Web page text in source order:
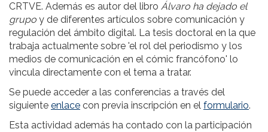
CRTVE. Además es autor del libro Álvaro ha dejado el
grupo y de diferentes artículos sobre comunicación y
regulación del ámbito digital. La tesis doctoral en la que
trabaja actualmente sobre 'el rol del periodismo y los
medios de comunicación en el cómic francófono' lo
vincula directamente con el tema a tratar.
Se puede acceder a las conferencias a través del
siguiente enlace con previa inscripción en el formulario.
Esta actividad además ha contado con la participación